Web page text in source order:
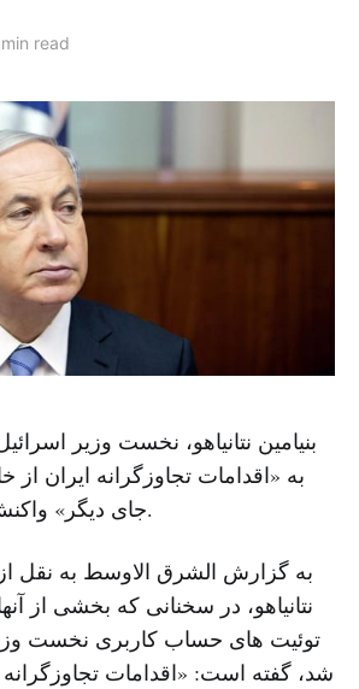
1 min read
بنیامین نتانیاهو، نخست وزیر
به «اقدامات تجاوزگرانه ایران
جای دیگر» واکنش نشان خواهد داد.
به گزارش الشرق الاوسط به نقل
نتانیاهو، در سخنانی که بخشی از
توئیت های حساب کاربری نخست
شد، گفته است:​ «اقدامات